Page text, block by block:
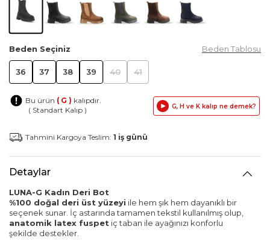
Beden Seçiniz Beden Tablosu
36 37 38 39 40 41
Bu ürün ( G ) kalıpdır.
( Standart Kalıp )
G, H ve K kalıp ne demek?
Tahmini Kargoya Teslim: 1 iş günü
Detaylar
LUNA-G Kadın Deri Bot
%100 doğal deri üst yüzeyi ile hem şık hem dayanıklı bir
seçenek sunar. İç astarında tamamen tekstil kullanılmış olup,
anatomik latex fuspet iç taban ile ayağınızı konforlu
şekilde destekler.